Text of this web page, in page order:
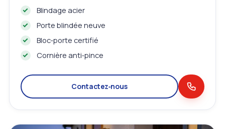
Blindage acier
Porte blindée neuve
Bloc‑porte certifié
Cornière anti‑pince
Contactez‑nous